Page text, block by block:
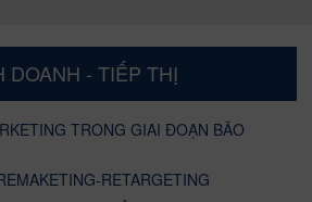
DOANH - TIẾP THỊ
TRONG GIAI ĐOẠN BÃO
RETARGETING